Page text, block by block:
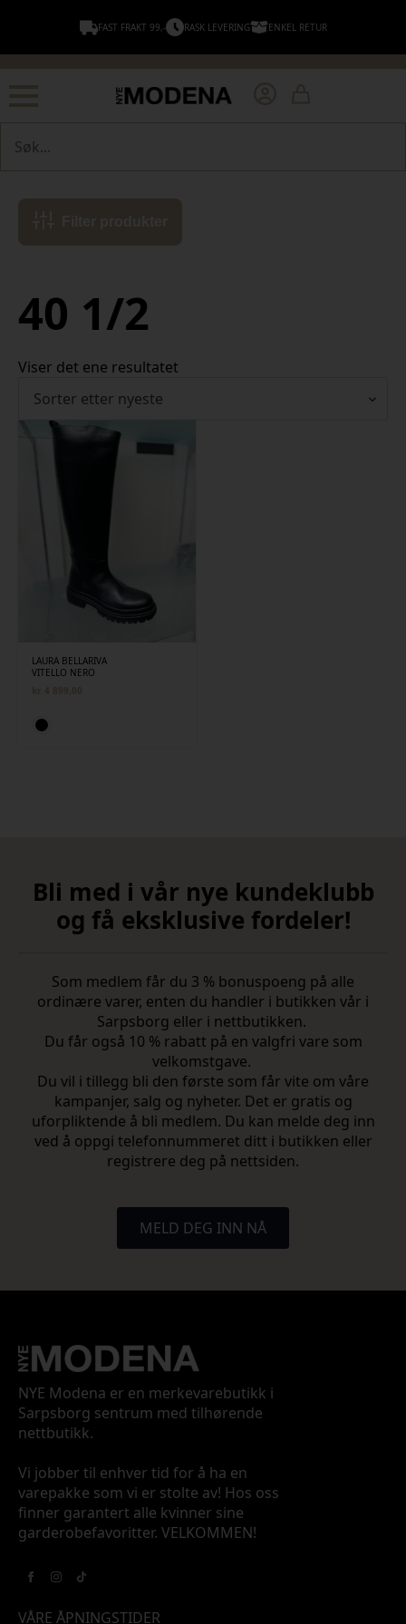
FAST FRAKT 99,- RASK LEVERING ENKEL RETUR
40 1/2
Viser det ene resultatet
LAURA BELLARIVA
VITELLO NERO
Bli med i vår nye kundeklubb
og få eksklusive fordeler!
Som medlem får du 3 % bonuspoeng på alle
ordinære varer, enten du handler i butikken vår i
Sarpsborg eller i nettbutikken.
Du får også 10 % rabatt på en valgfri vare som
velkomstgave.
Du vil i tillegg bli den første som får vite om våre
kampanjer, salg og nyheter. Det er gratis og
uforpliktende å bli medlem. Du kan melde deg inn
ved å oppgi telefonnummeret ditt i butikken eller
registrere deg på nettsiden.
MELD DEG INN NÅ
NYE Modena er en merkevarebutikk i
Sarpsborg sentrum med tilhørende
nettbutikk.
Vi jobber til enhver tid for å ha en
varepakke som vi er stolte av! Hos oss
finner garantert alle kvinner sine
garderobefavoritter. VELKOMMEN!
VÅRE ÅPNINGSTIDER